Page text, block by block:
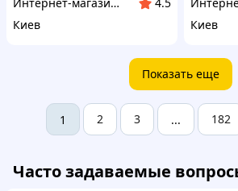
Киев
Киев
Показать еще
1 2 3 ... 182
Часто задаваемые